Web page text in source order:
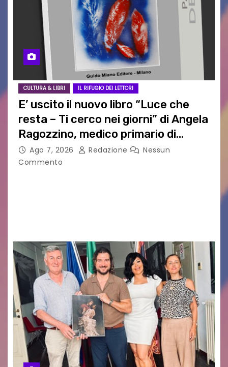
CULTURA & LIBRI IL RIFUGIO DEI LETTORI
E’ uscito il nuovo libro “Luce che
resta – Ti cerco nei giorni” di Angela
Ragozzino, medico primario di
Capua
Ago 7, 2026 Redazione
Nessun
Commento